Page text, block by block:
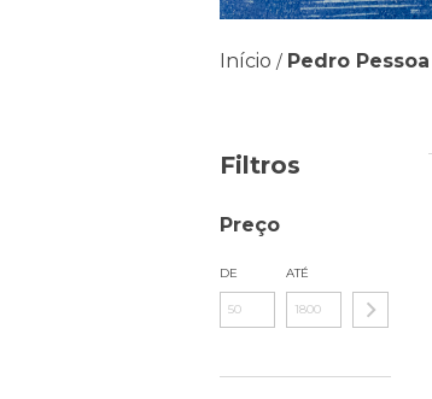
Início / Pedro Pessoa
Filtros
Preço
DE ATÉ